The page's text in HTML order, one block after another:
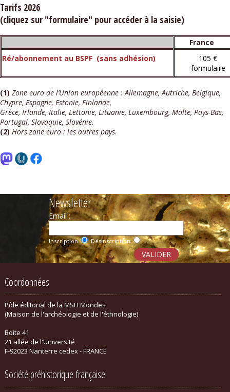
Tarifs 2026
(cliquez sur "formulaire" pour accéder à la saisie)
Ré/abonnement au BSPF (sans adhésion)
105 €
formulaire
(1) Zone euro de l’Union européenne : Allemagne, Autriche, Belgique,
Chypre, Espagne, Estonie, Finlande,
Grèce, Irlande, Italie, Lettonie, Lituanie, Luxembourg, Malte, Pays-Bas,
Portugal, Slovaquie, Slovénie.
(2) Hors zone euro : les autres pays.
Newsletter
Email :
Inscription Désinscription
Coordonnées
Pôle éditorial de la MSH Mondes
(Maison de l'archéologie et de l'éthnologie)
Boite 41
21 allée de l'Université
F-92023 Nanterre cedex - FRANCE
Société préhistorique française